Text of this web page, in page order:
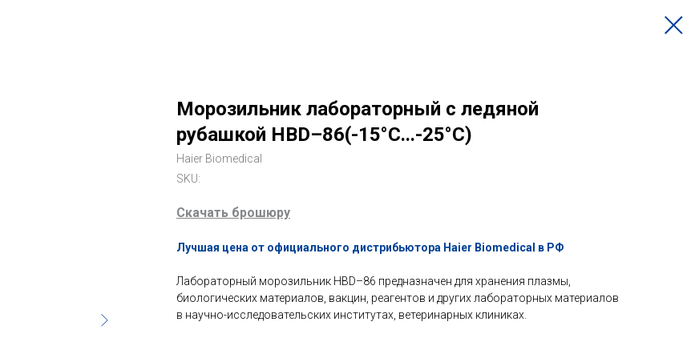
Морозильник лабораторный с ледяной
рубашкой HBD–86(-15°C...-25°C)
Haier Biomedical
SKU:
Скачать брошюру
Лучшая цена от официального дистрибьютора Haier Biomedical в РФ
Лабораторный морозильник HBD–86 предназначен для хранения плазмы,
биологических материалов, вакцин, реагентов и других лабораторных материалов
в научно-исследовательских институтах, ветеринарных клиниках.